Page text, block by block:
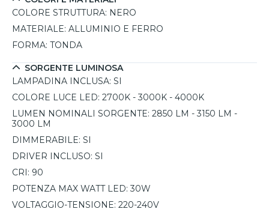
COLORE STRUTTURA: NERO
MATERIALE: ALLUMINIO E FERRO
FORMA: TONDA
SORGENTE LUMINOSA
LAMPADINA INCLUSA: SI
COLORE LUCE LED: 2700K - 3000K - 4000K
LUMEN NOMINALI SORGENTE: 2850 LM - 3150 LM -
3000 LM
DIMMERABILE: SI
DRIVER INCLUSO: SI
CRI: 90
POTENZA MAX WATT LED: 30W
VOLTAGGIO-TENSIONE: 220-240V